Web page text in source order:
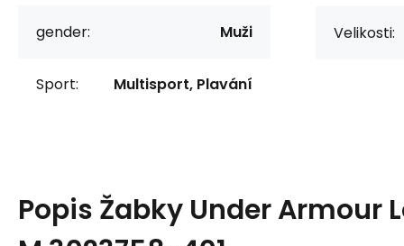
gender: Muži
Sport: Multisport, Plavání
Velikosti:
Popis Žabky Under Armour